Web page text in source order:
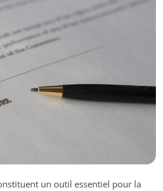
un outil essentiel pour la